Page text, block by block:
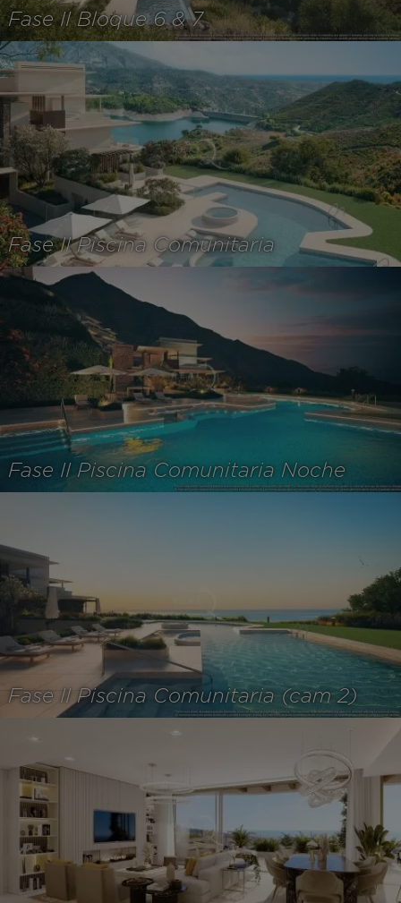
Fase II Bloque 6 & 7
Fase II Piscina Comunitaria
Fase II Piscina Comunitaria Noche
Fase II Piscina Comunitaria (cam 2)